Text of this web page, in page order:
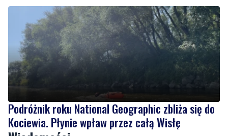
Podróżnik roku National Geographic zbliża się do
Kociewia. Płynie wpław przez całą Wisłę